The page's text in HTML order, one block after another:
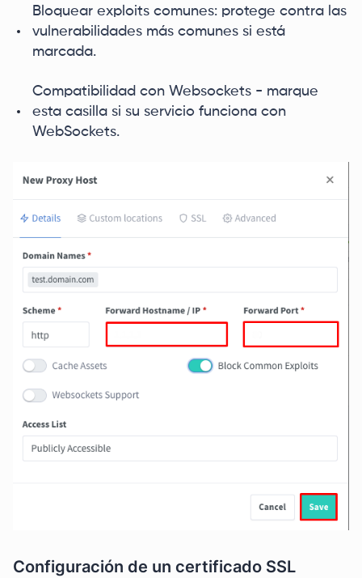
Bloquear exploits comunes: protege contra las
vulnerabilidades más comunes si está
marcada.
Compatibilidad con Websockets - marque
esta casilla si su servicio funciona con
WebSockets.
Configuración de un certificado SSL